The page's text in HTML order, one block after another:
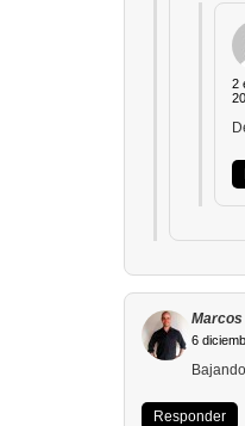
2
Marcos
6
Responder